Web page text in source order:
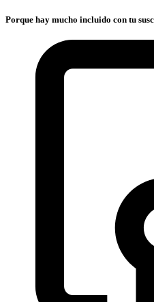
Porque hay mucho incluido con tu